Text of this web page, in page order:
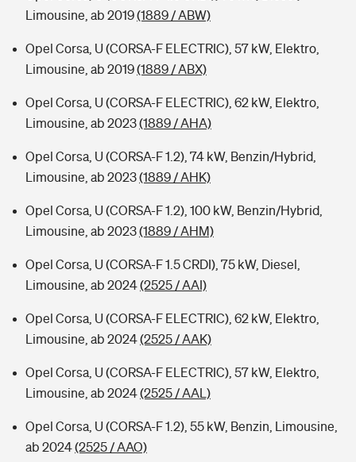
Limousine, ab 2019(1889 / ABW)
Opel Corsa, U (CORSA-F ELECTRIC), 57 kW, Elektro,
Limousine, ab 2019(1889 / ABX)
Opel Corsa, U (CORSA-F ELECTRIC), 62 kW, Elektro,
Limousine, ab 2023(1889 / AHA)
Opel Corsa, U (CORSA-F 1.2), 74 kW, Benzin/Hybrid,
Limousine, ab 2023(1889 / AHK)
Opel Corsa, U (CORSA-F 1.2), 100 kW, Benzin/Hybrid,
Limousine, ab 2023(1889 / AHM)
Opel Corsa, U (CORSA-F 1.5 CRDI), 75 kW, Diesel,
Limousine, ab 2024(2525 / AAI)
Opel Corsa, U (CORSA-F ELECTRIC), 62 kW, Elektro,
Limousine, ab 2024(2525 / AAK)
Opel Corsa, U (CORSA-F ELECTRIC), 57 kW, Elektro,
Limousine, ab 2024(2525 / AAL)
Opel Corsa, U (CORSA-F 1.2), 55 kW, Benzin, Limousine,
ab 2024(2525 / AAO)